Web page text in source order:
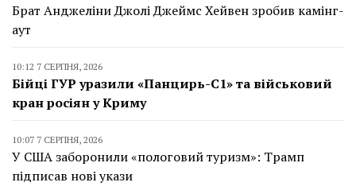
Брат Анджеліни Джолі Джеймс Хейвен зробив камінг-
аут
10:12 7 СЕРПНЯ, 2026
Бійці ГУР уразили «Панцирь-С1» та військовий
кран росіян у Криму
10:07 7 СЕРПНЯ, 2026
У США заборонили «пологовий туризм»: Трамп
підписав нові укази